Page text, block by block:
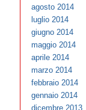
agosto 2014
luglio 2014
giugno 2014
maggio 2014
aprile 2014
marzo 2014
febbraio 2014
gennaio 2014
dicembre 2013